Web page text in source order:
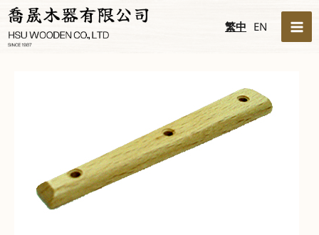
跳
至
主
繁中 EN